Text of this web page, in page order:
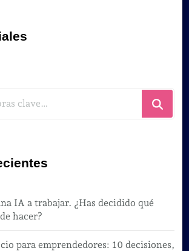
IA a trabajar. ¿Has decidido qué
hacer?
para emprendedores: 10 decisiones,